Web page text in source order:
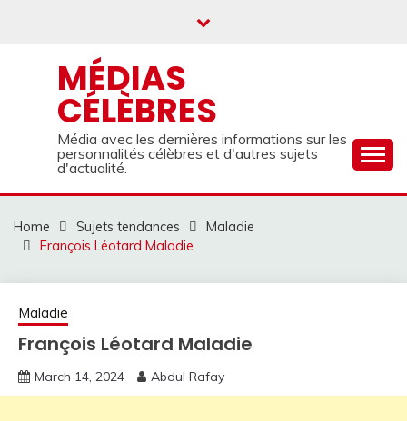
MÉDIAS
CÉLÈBRES
Média avec les dernières informations sur les
personnalités célèbres et d'autres sujets
d'actualité.
Home Sujets tendances
Maladie
François Léotard Maladie
Maladie
François Léotard Maladie
March 14, 2024 Abdul Rafay